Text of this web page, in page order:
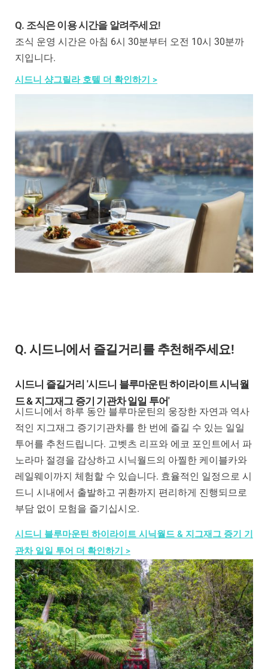
Q. 조식은 이용 시간을 알려주세요!
조식 운영 시간은 아침 6시 30분부터 오전 10시 30분까
지입니다.
시드니 샹그릴라 호텔 더 확인하기 >
Q. 시드니에서 즐길거리를 추천해주세요!
시드니 즐길거리 '시드니 블루마운틴 하이라이트 시닉월
드 & 지그재그 증기 기관차 일일 투어'
시드니에서 하루 동안 블루마운틴의 웅장한 자연과 역사
적인 지그재그 증기기관차를 한 번에 즐길 수 있는 일일
투어를 추천드립니다. 고벳츠 리프와 에코 포인트에서 파
노라마 절경을 감상하고 시닉월드의 아찔한 케이블카와
레일웨이까지 체험할 수 있습니다. 효율적인 일정으로 시
드니 시내에서 출발하고 귀환까지 편리하게 진행되므로
부담 없이 모험을 즐기십시오.
시드니 블루마운틴 하이라이트 시닉월드 & 지그재그 증기 기
관차 일일 투어 더 확인하기 >